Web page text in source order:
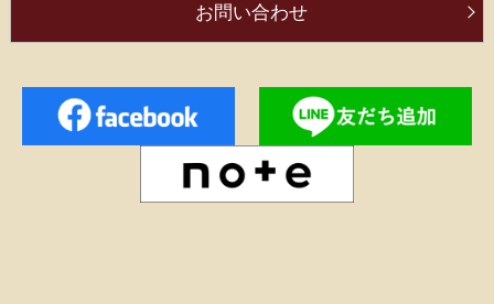
お問い合わせ